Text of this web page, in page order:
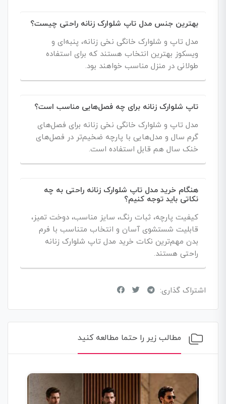
بهترین جنس مدل تاپ شلوارک زنانه راحتی چیست؟
مدل تاپ و شلوارک خانگی نخی زنانه، پنبه‌ای و
ویسکوز بهترین انتخاب هستند که برای استفاده
طولانی در منزل مناسب خواهند بود.
تاپ شلوارک زنانه برای چه فصل‌هایی مناسب است؟
مدل تاپ و شلوارک خانگی نخی زنانه برای فصل‌های
گرم سال و مدل‌هایی با پارچه ضخیم‌تر در فصل‌های
خنک سال هم قابل استفاده است.
هنگام خرید مدل تاپ شلوارک زنانه راحتی به چه
نکاتی باید توجه کنیم؟
کیفیت پارچه، ثبات رنگ، سایز مناسب، دوخت تمیز،
قابلیت شستشوی آسان و انتخاب متناسب با فرم
بدن مهم‌ترین نکات خرید مدل تاپ شلوارک زنانه
راحتی هستند.
اشتراک گذاری:
مطالب زیر را حتما مطالعه کنید